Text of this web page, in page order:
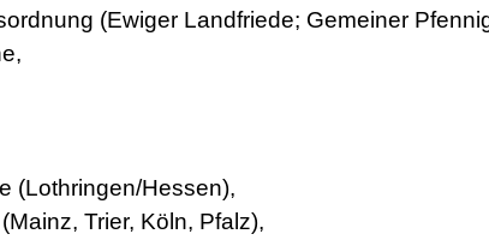
(Ewiger Landfriede; Gemeiner
(Lothringen/Hessen),
Trier, Köln, Pfalz),